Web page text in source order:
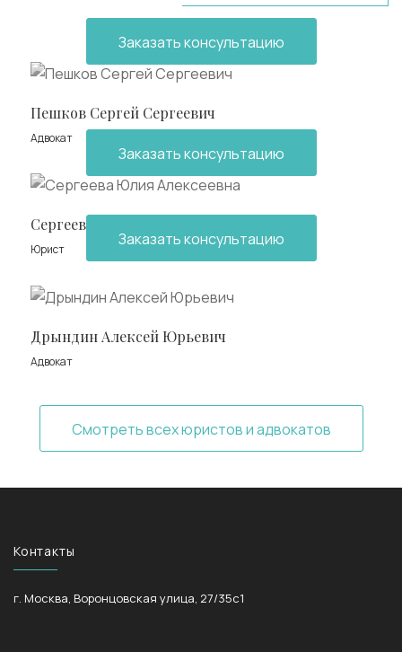
Пешков Сергей Сергеевич
Адвокат
Заказать консультацию
Сергеева Юлия Алексеевна
Юрист
Заказать консультацию
Дрындин Алексей Юрьевич
Адвокат
Заказать консультацию
Смотреть всех юристов и адвокатов
Контакты
г. Москва, Воронцовская улица, 27/35с1